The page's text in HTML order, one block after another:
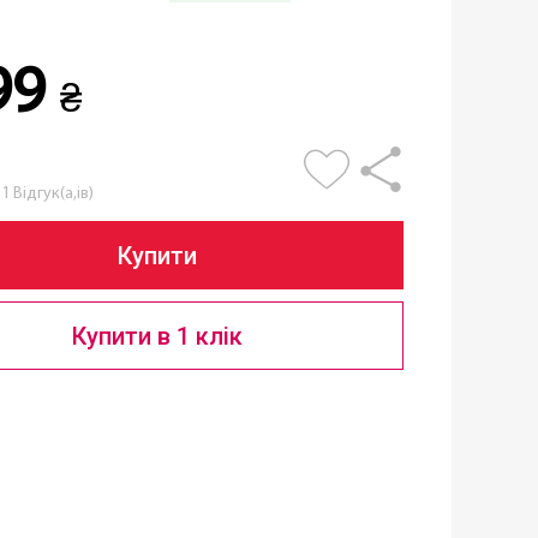
₴
1 Відгук(а,ів)
Купити
Купити в 1 клік